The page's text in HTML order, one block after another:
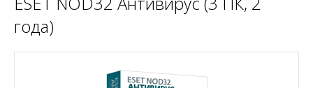
года)